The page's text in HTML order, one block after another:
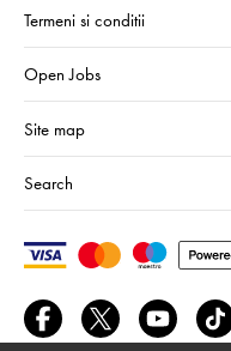
Termeni si conditii
Open Jobs
Site map
Search